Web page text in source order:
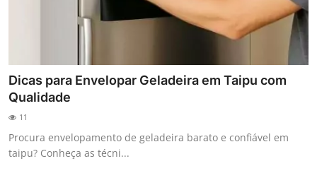
Dicas para Envelopar Geladeira em Taipu com
Qualidade
11
Procura envelopamento de geladeira barato e confiável em
taipu? Conheça as técni...